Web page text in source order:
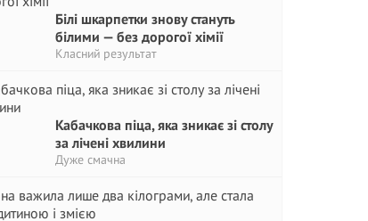
Білі шкарпетки знову стануть
білими — без дорогої хімії
Класний результат
Кабачкова піца, яка зникає зі столу
за лічені хвилини
Дуже смачна